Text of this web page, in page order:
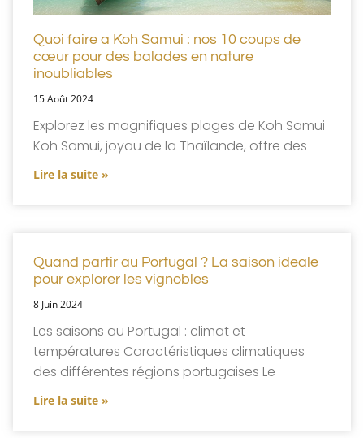
Quoi faire a Koh Samui : nos 10 coups de
cœur pour des balades en nature
inoubliables
15 Août 2024
Explorez les magnifiques plages de Koh Samui
Koh Samui, joyau de la Thaïlande, offre des
Lire la suite »
Quand partir au Portugal ? La saison ideale
pour explorer les vignobles
8 Juin 2024
Les saisons au Portugal : climat et
températures Caractéristiques climatiques
des différentes régions portugaises Le
Lire la suite »